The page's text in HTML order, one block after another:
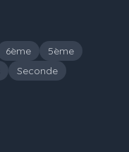
6ème
5ème
Seconde